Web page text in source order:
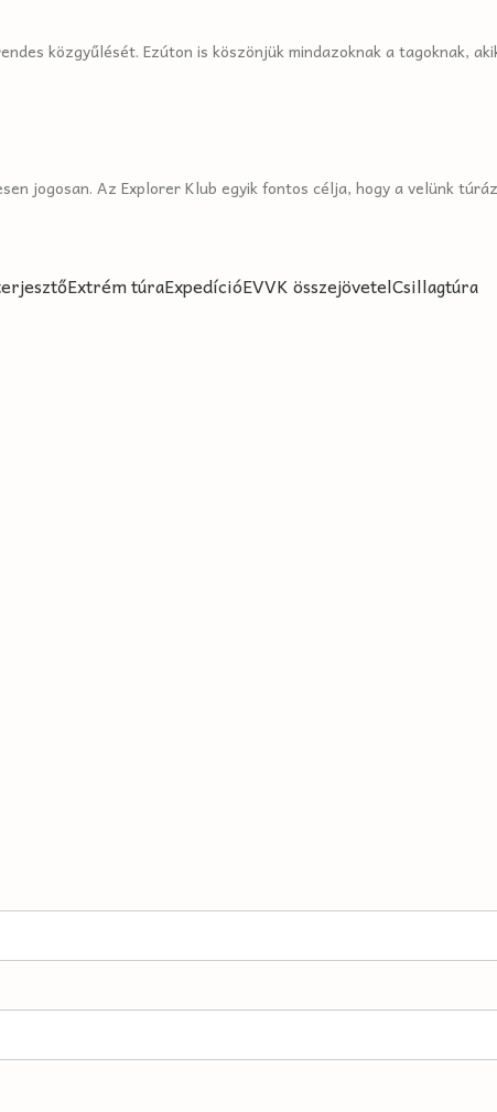
közgyűlését. Ezúton is köszönjük mindazoknak a tagoknak,
jogosan. Az Explorer Klub egyik fontos célja, hogy a velünk
Extrém túraExpedícióEVVK összejövetelCsillagtúra